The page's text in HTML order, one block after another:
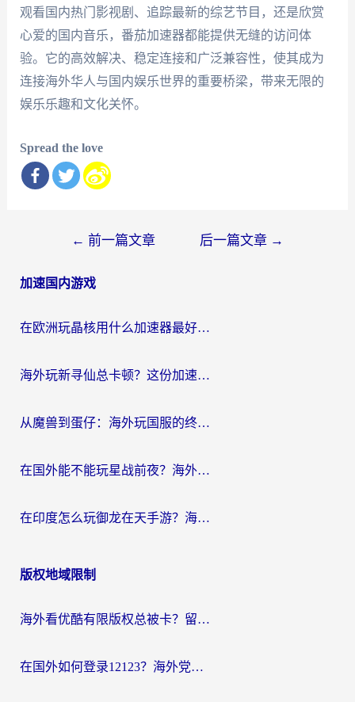
观看国内热门影视剧、追踪最新的综艺节目，还是欣赏
心爱的国内音乐，番茄加速器都能提供无缝的访问体
验。它的高效解决、稳定连接和广泛兼容性，使其成为
连接海外华人与国内娱乐世界的重要桥梁，带来无限的
娱乐乐趣和文化关怀。
Spread the love
导
← 前一篇文章 后一篇文章 →
加速国内游戏
在欧洲玩晶核用什么加速器最好呢？一个老玩家的真心话
海外玩新寻仙总卡顿？这份加速器选择指南让你秒回国服流畅体验
从魔兽到蛋仔：海外玩国服的终极加速指南，找到你的专属高速通道
在国外能不能玩星战前夜？海外党国服游戏不卡顿的秘密武器在这里
在印度怎么玩御龙在天手游？海外党畅玩国服的终极生存指南
版权地域限制
海外看优酷有限版权总被卡？留学生亲测有效的回国加速器选择指南
在国外如何登录12123？海外党必备的回国加速实用指南